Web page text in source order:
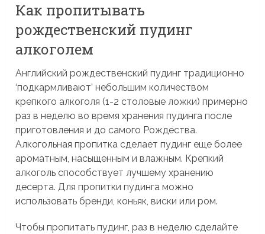
Как пропитывать
рождественский пудинг
алкоголем
Английский рождественский пудинг традиционно
‘подкармливают’ небольшим количеством
крепкого алкоголя (1-2 столовые ложки) примерно
раз в неделю во время хранения пудинга после
приготовления и до самого Рождества.
Алкогольная пропитка сделает пудинг еще более
ароматным, насыщенным и влажным. Крепкий
алкоголь способствует лучшему хранению
десерта. Для пропитки пудинга можно
использовать бренди, коньяк, виски или ром.
Чтобы пропитать пудинг, раз в неделю сделайте